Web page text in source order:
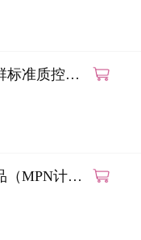
标准质控样
（MPN计数